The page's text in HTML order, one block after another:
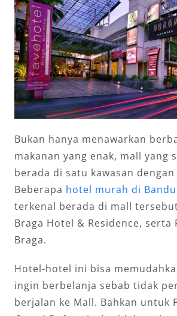
Bukan hanya menawarkan
makanan yang enak, mall yang
berada di satu kawasan
Beberapa hotel murah di
terkenal berada di mall
Braga Hotel & Residence, serta
Braga.
Hotel-hotel ini bisa
ingin berbelanja sebab tidak
berjalan ke Mall. Bahkan untuk